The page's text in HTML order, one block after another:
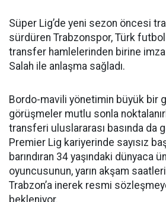
Süper Lig’de yeni sezon öncesi
sürdüren Trabzonspor, Türk
transfer hamlelerinden birine
Salah ile anlaşma sağladı.
Bordo-mavili yönetimin büyük bir
görüşmeler mutlu sonla
transferi uluslararası basında da
Premier Lig kariyerinde sayısız
barındıran 34 yaşındaki dünyaca
oyuncusunun, yarın akşam
Trabzon’a inerek resmi
bekleniyor.